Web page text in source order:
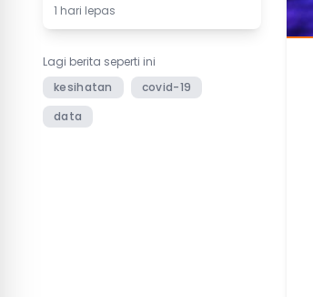
1 hari lepas
Lagi berita seperti ini
kesihatan
covid-19
data